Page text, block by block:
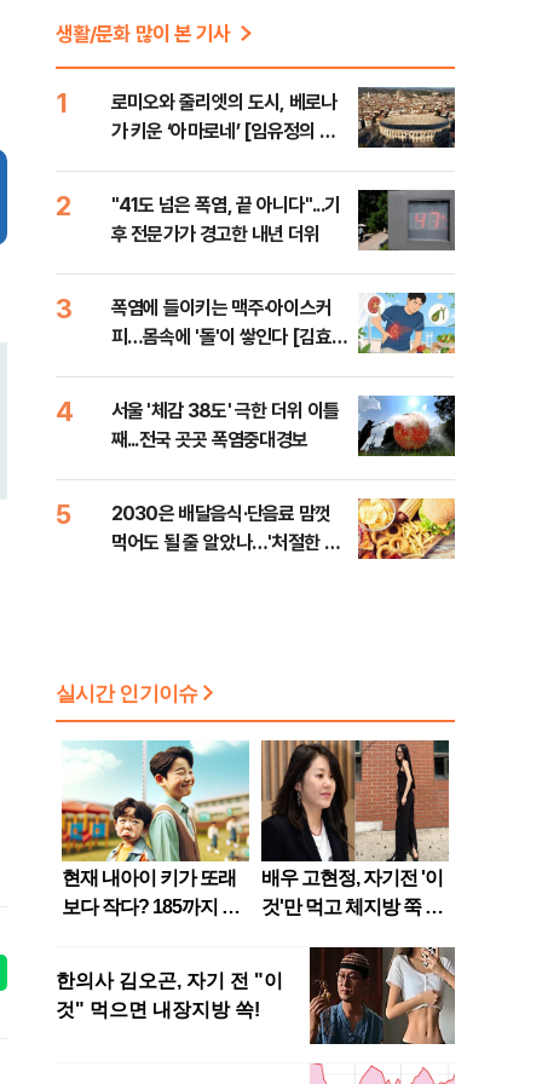
생활/문화 많이 본 기사
1
로미오와 줄리엣의 도시, 베로나
가 키운 ‘아마로네’ [임유정의 글
2
"41도 넘은 폭염, 끝 아니다"...기
후 전문가가 경고한 내년 더위
3
폭염에 들이키는 맥주·아이스커
피…몸속에 '돌'이 쌓인다 [김효경
4
서울 '체감 38도' 극한 더위 이틀
째...전국 곳곳 폭염중대경보
5
2030은 배달음식·단음료 맘껏
먹어도 될 줄 알았나…'처절한 대